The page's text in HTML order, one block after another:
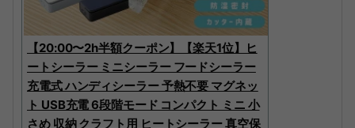
【20:00〜2h半額クーポン】【楽天1位】ヒ
ートシーラー ミニシーラー フードシーラー
充電式 ハンディシーラー 予熱不要 マグネッ
ト USB充電 6段階モード コンパクト ミニ 小
さめ 収納 クラフト用 ヒートシーラー 真空保